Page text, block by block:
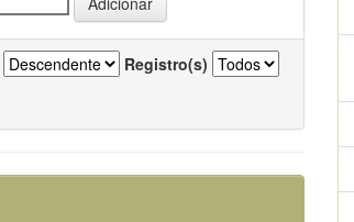
Registro(s)